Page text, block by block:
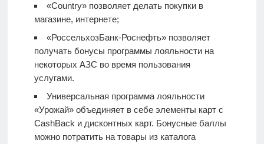
«Country» позволяет делать покупки в
магазине, интернете;
«РоссельхозБанк-Роснефть» позволяет
получать бонусы программы лояльности на
некоторых АЗС во время пользования
услугами.
Универсальная программа лояльности
«Урожай» объединяет в себе элементы карт с
CashBack и дисконтных карт. Бонусные баллы
можно потратить на товары из каталога